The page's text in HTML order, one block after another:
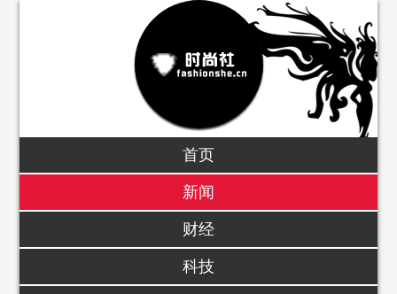
首页
新闻
财经
科技